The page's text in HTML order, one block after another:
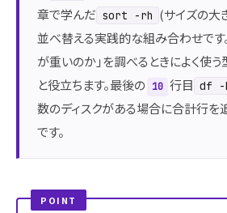
章で学んだ sort -rh (サイズの大
並べ替える実践的な組み合わせです
が重いのか」を調べるときによく使う
と役立ちます。最後の
10 行目 df
数のディスクがある場合に合計行を
です。
POINT